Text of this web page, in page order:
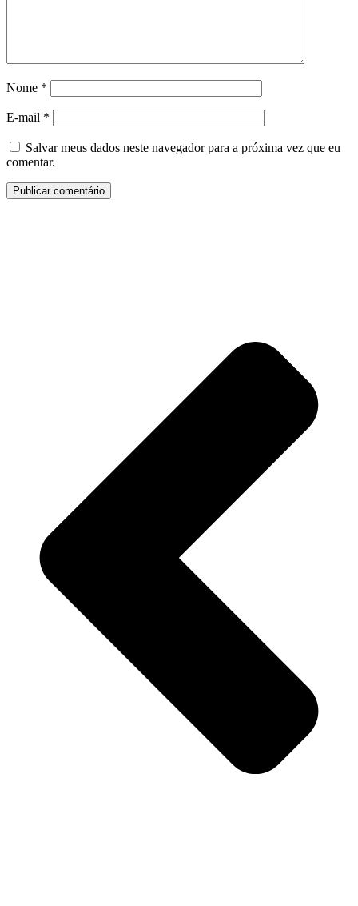
Nome *
E-mail *
Salvar meus dados neste navegador para a próxima vez que eu
comentar.